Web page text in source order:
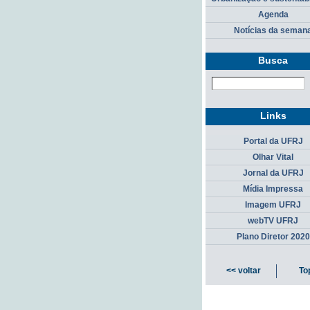
Agenda
Notícias da
Busca
Links
Portal da UFRJ
Olhar Vital
Jornal da UFRJ
Mídia Impressa
Imagem UFRJ
webTV UFRJ
Plano Diretor 2020
<< voltar